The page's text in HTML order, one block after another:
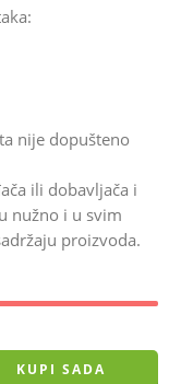
nije dopušteno
ili dobavljača i
nužno i u svim
proizvoda.
KUPI SADA